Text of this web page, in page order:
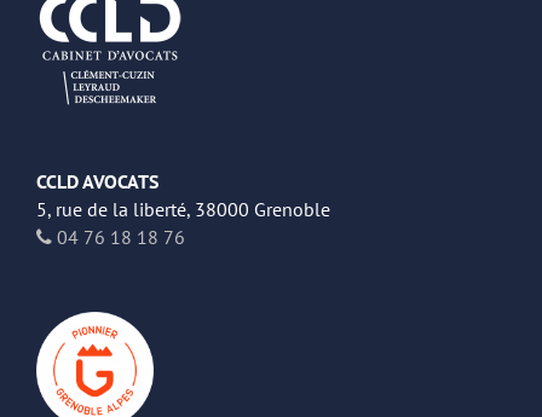
CCLD AVOCATS
5, rue de la liberté, 38000 Grenoble
04 76 18 18 76